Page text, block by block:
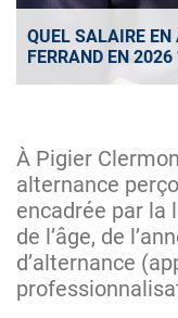
QUEL SALAIRE EN
FERRAND EN 2026
À Pigier
alternance
encadrée par la
de l’âge, de
d’alternance